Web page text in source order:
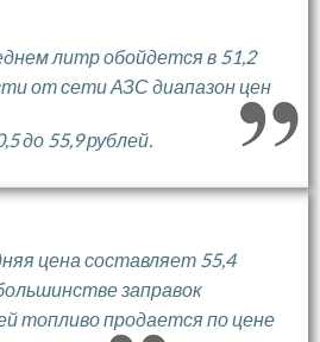
литр обойдется в 51,2
от сети АЗС диапазон цен
до 55,9 рублей.
цена составляет 55,4
заправок
топливо продается по цене